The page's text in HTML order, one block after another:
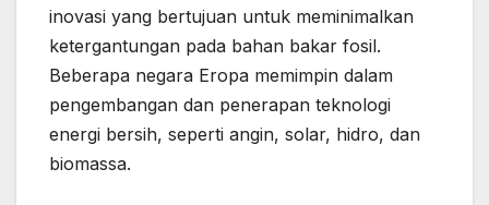
inovasi yang bertujuan untuk meminimalkan
ketergantungan pada bahan bakar fosil.
Beberapa negara Eropa memimpin dalam
pengembangan dan penerapan teknologi
energi bersih, seperti angin, solar, hidro, dan
biomassa.